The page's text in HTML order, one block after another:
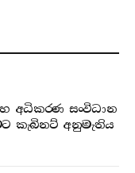
අධිකරණ සංවිධාන
කැබිනට් අනුමැතිය